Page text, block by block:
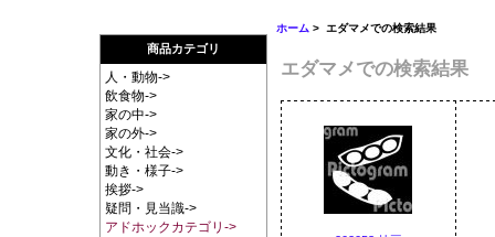
商品カテゴリ
人・動物->
飲食物->
家の中->
家の外->
文化・社会->
動き・様子->
挨拶->
疑問・見当識->
アドホックカテゴリ->
ホーム > エダマメでの検索結果
エダマメでの検索結果